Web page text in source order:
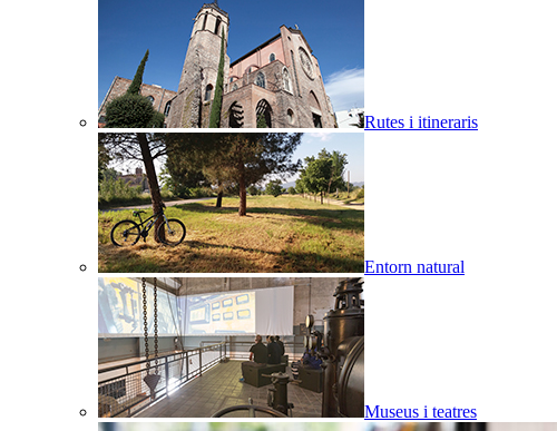
Rutes i itineraris
Entorn natural
Museus i teatres